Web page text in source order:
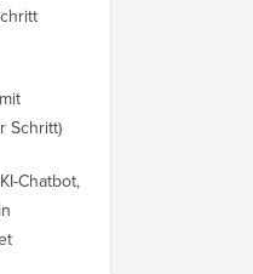
Schritt)
Chatbot,